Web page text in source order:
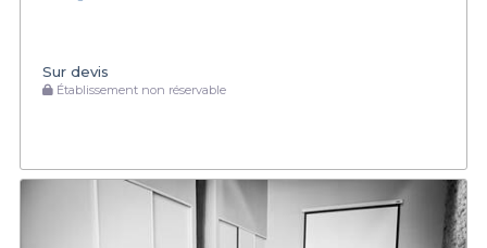
Sur devis
Établissement non réservable